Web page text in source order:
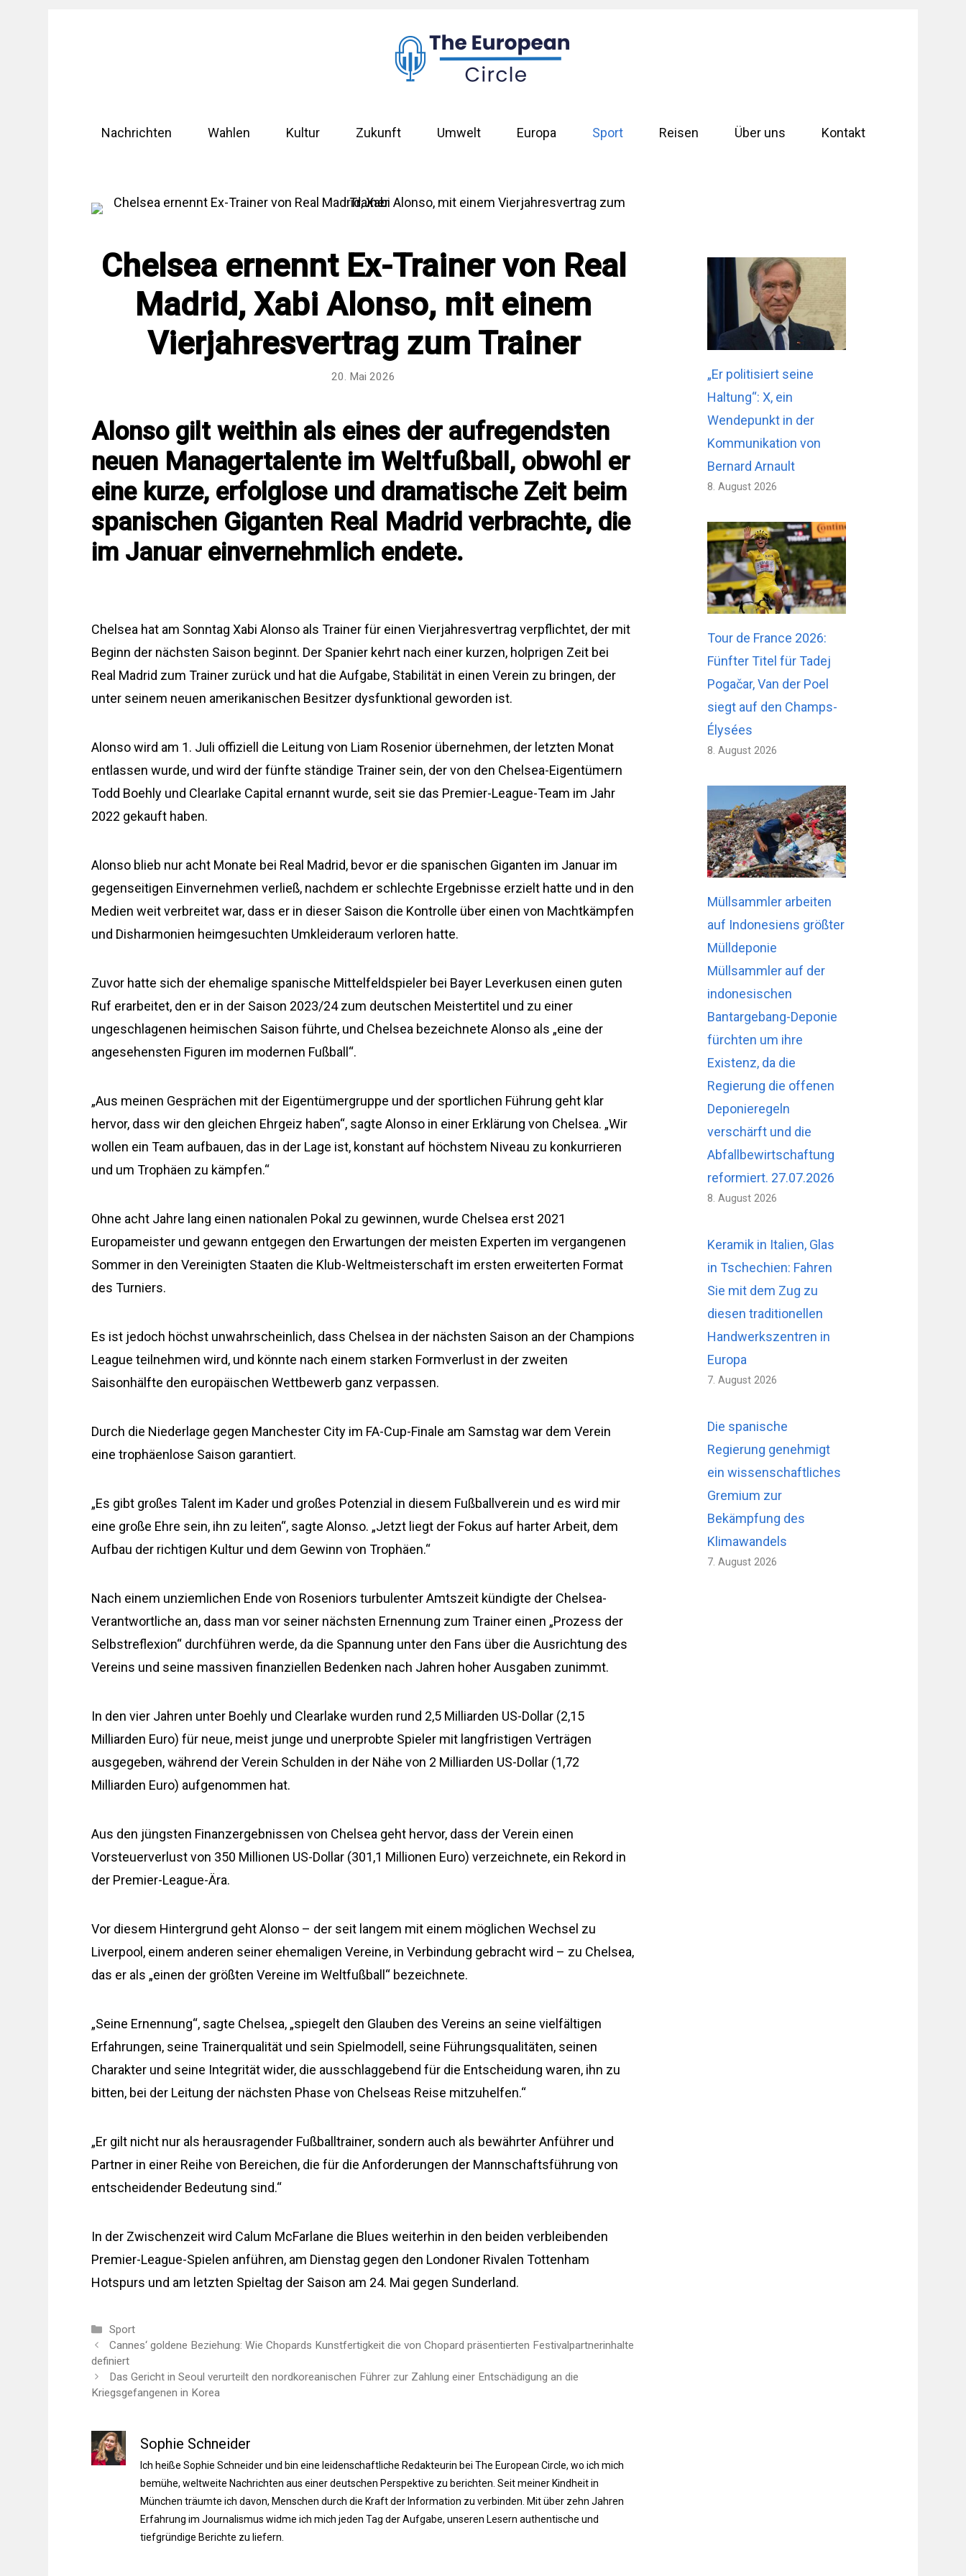
Nachrichten Wahlen Kultur Zukunft Umwelt Europa Sport Reisen Über uns Kontakt
Chelsea ernennt Ex-Trainer von Real
Madrid, Xabi Alonso, mit einem
Vierjahresvertrag zum Trainer
20. Mai 2026
Alonso gilt weithin als eines der aufregendsten
neuen Managertalente im Weltfußball, obwohl er
eine kurze, erfolglose und dramatische Zeit beim
spanischen Giganten Real Madrid verbrachte, die
im Januar einvernehmlich endete.
Chelsea hat am Sonntag Xabi Alonso als Trainer für einen Vierjahresvertrag verpflichtet, der mit
Beginn der nächsten Saison beginnt. Der Spanier kehrt nach einer kurzen, holprigen Zeit bei
Real Madrid zum Trainer zurück und hat die Aufgabe, Stabilität in einen Verein zu bringen, der
unter seinem neuen amerikanischen Besitzer dysfunktional geworden ist.
Alonso wird am 1. Juli offiziell die Leitung von Liam Rosenior übernehmen, der letzten Monat
entlassen wurde, und wird der fünfte ständige Trainer sein, der von den Chelsea-Eigentümern
Todd Boehly und Clearlake Capital ernannt wurde, seit sie das Premier-League-Team im Jahr
2022 gekauft haben.
Alonso blieb nur acht Monate bei Real Madrid, bevor er die spanischen Giganten im Januar im
gegenseitigen Einvernehmen verließ, nachdem er schlechte Ergebnisse erzielt hatte und in den
Medien weit verbreitet war, dass er in dieser Saison die Kontrolle über einen von Machtkämpfen
und Disharmonien heimgesuchten Umkleideraum verloren hatte.
Zuvor hatte sich der ehemalige spanische Mittelfeldspieler bei Bayer Leverkusen einen guten
Ruf erarbeitet, den er in der Saison 2023/24 zum deutschen Meistertitel und zu einer
ungeschlagenen heimischen Saison führte, und Chelsea bezeichnete Alonso als „eine der
angesehensten Figuren im modernen Fußball“.
„Aus meinen Gesprächen mit der Eigentümergruppe und der sportlichen Führung geht klar
hervor, dass wir den gleichen Ehrgeiz haben“, sagte Alonso in einer Erklärung von Chelsea. „Wir
wollen ein Team aufbauen, das in der Lage ist, konstant auf höchstem Niveau zu konkurrieren
und um Trophäen zu kämpfen.“
Ohne acht Jahre lang einen nationalen Pokal zu gewinnen, wurde Chelsea erst 2021
Europameister und gewann entgegen den Erwartungen der meisten Experten im vergangenen
Sommer in den Vereinigten Staaten die Klub-Weltmeisterschaft im ersten erweiterten Format
des Turniers.
Es ist jedoch höchst unwahrscheinlich, dass Chelsea in der nächsten Saison an der Champions
League teilnehmen wird, und könnte nach einem starken Formverlust in der zweiten
Saisonhälfte den europäischen Wettbewerb ganz verpassen.
Durch die Niederlage gegen Manchester City im FA-Cup-Finale am Samstag war dem Verein
eine trophäenlose Saison garantiert.
„Es gibt großes Talent im Kader und großes Potenzial in diesem Fußballverein und es wird mir
eine große Ehre sein, ihn zu leiten“, sagte Alonso. „Jetzt liegt der Fokus auf harter Arbeit, dem
Aufbau der richtigen Kultur und dem Gewinn von Trophäen.“
Nach einem unziemlichen Ende von Roseniors turbulenter Amtszeit kündigte der Chelsea-
Verantwortliche an, dass man vor seiner nächsten Ernennung zum Trainer einen „Prozess der
Selbstreflexion“ durchführen werde, da die Spannung unter den Fans über die Ausrichtung des
Vereins und seine massiven finanziellen Bedenken nach Jahren hoher Ausgaben zunimmt.
In den vier Jahren unter Boehly und Clearlake wurden rund 2,5 Milliarden US-Dollar (2,15
Milliarden Euro) für neue, meist junge und unerprobte Spieler mit langfristigen Verträgen
ausgegeben, während der Verein Schulden in der Nähe von 2 Milliarden US-Dollar (1,72
Milliarden Euro) aufgenommen hat.
Aus den jüngsten Finanzergebnissen von Chelsea geht hervor, dass der Verein einen
Vorsteuerverlust von 350 Millionen US-Dollar (301,1 Millionen Euro) verzeichnete, ein Rekord in
der Premier-League-Ära.
Vor diesem Hintergrund geht Alonso – der seit langem mit einem möglichen Wechsel zu
Liverpool, einem anderen seiner ehemaligen Vereine, in Verbindung gebracht wird – zu Chelsea,
das er als „einen der größten Vereine im Weltfußball“ bezeichnete.
„Seine Ernennung“, sagte Chelsea, „spiegelt den Glauben des Vereins an seine vielfältigen
Erfahrungen, seine Trainerqualität und sein Spielmodell, seine Führungsqualitäten, seinen
Charakter und seine Integrität wider, die ausschlaggebend für die Entscheidung waren, ihn zu
bitten, bei der Leitung der nächsten Phase von Chelseas Reise mitzuhelfen.“
„Er gilt nicht nur als herausragender Fußballtrainer, sondern auch als bewährter Anführer und
Partner in einer Reihe von Bereichen, die für die Anforderungen der Mannschaftsführung von
entscheidender Bedeutung sind.“
In der Zwischenzeit wird Calum McFarlane die Blues weiterhin in den beiden verbleibenden
Premier-League-Spielen anführen, am Dienstag gegen den Londoner Rivalen Tottenham
Hotspurs und am letzten Spieltag der Saison am 24. Mai gegen Sunderland.
Kategorien
Sport
Cannes‘ goldene Beziehung: Wie Chopards Kunstfertigkeit die von Chopard präsentierten Festivalpartnerinhalte
definiert
Das Gericht in Seoul verurteilt den nordkoreanischen Führer zur Zahlung einer Entschädigung an die
Kriegsgefangenen in Korea
Sophie Schneider
Ich heiße Sophie Schneider und bin eine leidenschaftliche Redakteurin bei The European Circle, wo ich mich
bemühe, weltweite Nachrichten aus einer deutschen Perspektive zu berichten. Seit meiner Kindheit in
München träumte ich davon, Menschen durch die Kraft der Information zu verbinden. Mit über zehn Jahren
Erfahrung im Journalismus widme ich mich jeden Tag der Aufgabe, unseren Lesern authentische und
tiefgründige Berichte zu liefern.
„Er politisiert seine
Haltung“: X, ein
Wendepunkt in der
Kommunikation von
Bernard Arnault
8. August 2026
Tour de France 2026:
Fünfter Titel für Tadej
Pogačar, Van der Poel
siegt auf den Champs-
Élysées
8. August 2026
Müllsammler arbeiten
auf Indonesiens größter
Mülldeponie
Müllsammler auf der
indonesischen
Bantargebang-Deponie
fürchten um ihre
Existenz, da die
Regierung die offenen
Deponieregeln
verschärft und die
Abfallbewirtschaftung
reformiert. 27.07.2026
8. August 2026
Keramik in Italien, Glas
in Tschechien: Fahren
Sie mit dem Zug zu
diesen traditionellen
Handwerkszentren in
Europa
7. August 2026
Die spanische
Regierung genehmigt
ein wissenschaftliches
Gremium zur
Bekämpfung des
Klimawandels
7. August 2026